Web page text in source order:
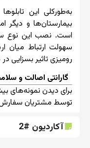
به‌طورکلی این
بیمارستان‌ها و
است. نصب این نوع
سهولت ارتباط میان
رومیزی تاثیر بسزایی
گارانتی اصالت و
برای دیدن نمونه‌های
توسط مشتریان
آکاردیون #2